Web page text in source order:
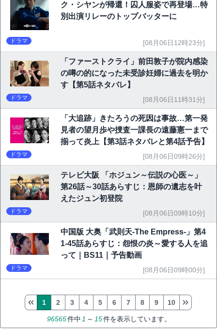
ク・シヤンが帰還！囚人服姿で再登場…特
別出演リレーのトップバッターに
ドラマ [08月06日12時23分]
「ファーストクライ」前田敦子が院内感染
の噂の的になった未受診妊婦に過去を明か
す【第5話ネタバレ】
ドラマ [08月06日11時31分]
「大追跡」きたろうの死因は事故…第一発
見者の望月歩や捜査一課長の遠藤憲一まで
揃って炎上【第3話ネタバレと第4話予告】
ドラマ [08月06日09時26分]
テレビ大阪 「ホジュン～伝説の心医～」
第26話～30話あらすじ：恩師の遺志を叶
えたジュン初登院
ドラマ [08月06日09時10分]
中国版 大奥「武則天-The Empress-」第4
1-45話あらすじ：怨恨の炎～愛する人を追
って｜BS11｜予告動画
ドラマ [08月06日09時00分]
96565件中 1 ～ 15件を表示しています。
1 2 3 4 5 6 7 8 9 10